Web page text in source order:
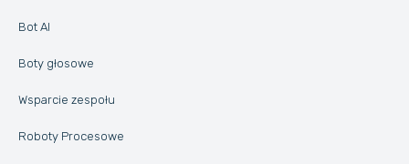
Bot AI
Boty głosowe
Wsparcie zespołu
Roboty Procesowe